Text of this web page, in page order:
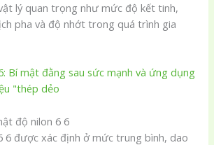
lý quan trọng như mức độ kết tinh,
pha và độ nhớt trong quá trình gia
Bí mật đằng sau sức mạnh và ứng dụng
"thép dẻo
độ nilon 6 6
6 được xác định ở mức trung bình, dao